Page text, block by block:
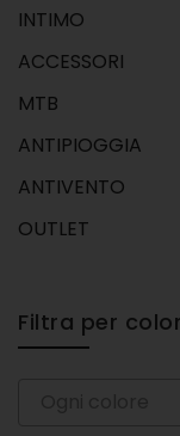
INTIMO
ACCESSORI
MTB
ANTIPIOGGIA
ANTIVENTO
OUTLET
Filtra per